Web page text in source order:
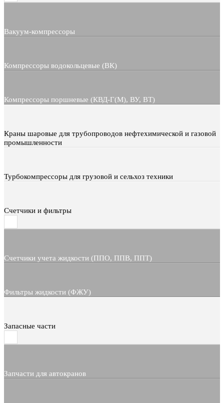
Вакуум-компрессоры
Компрессоры водокольцевые (ВК)
Компрессоры поршневые (КВД-Г(М), ВУ, ВТ)
Краны шаровые для трубопроводов нефтехимической и газовой
промышленности
Турбокомпрессоры для грузовой и сельхоз техники
Счетчики и фильтры
Счетчики учета жидкости (ППО, ППВ, ППТ)
Фильтры жидкости (ФЖУ)
Запасные части
Запчасти для автокранов